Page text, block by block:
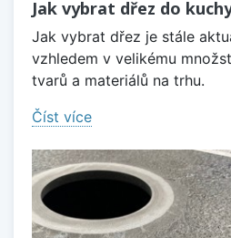
Jak vybrat dřez do
Jak vybrat dřez je stále
vzhledem v velikému
tvarů a materiálů na trhu.
Číst více